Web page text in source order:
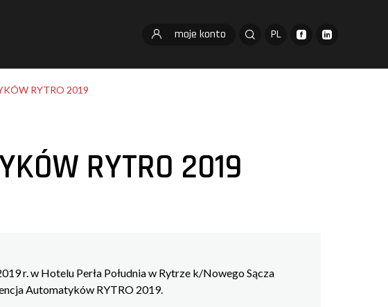
moje konto PL
RYTRO 2019
RYTRO 2019
r. w Hotelu Perła Południa w Rytrze k/Nowego Sącza
Automatyków RYTRO 2019.